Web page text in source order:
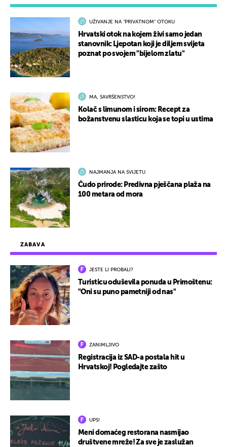
ZABAVA
JESTE LI PROBALI?
Turisticu oduševila ponuda u Primoštenu:
"Oni su puno pametniji od nas"
ZANIMLJIVO
Registracija iz SAD-a postala hit u
Hrvatskoj! Pogledajte zašto
UPS!
Meni domaćeg restorana nasmijao
društvene mreže! Za sve je zaslužan
UŽIVANJE NA "PRIVATNOM" OTOKU
Hrvatski otok na kojem živi samo jedan
stanovnik: Ljepotan koji je diljem svijeta
poznat po svojem "bijelom zlatu"
MA, SAVRŠENSTVO!
Kolač s limunom i sirom: Recept za
božanstvenu slasticu koja se topi u ustima
NAJMANJA NA SVIJETU
Čudo prirode: Predivna pješčana plaža na
100 metara od mora